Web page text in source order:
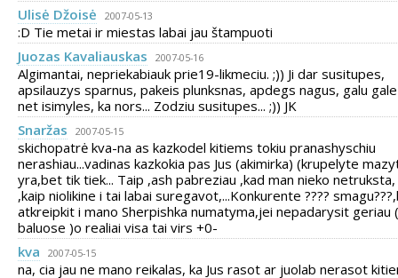
Ulisė Džoisė
2007-05-13
:D Tie metai ir miestas labai jau štampuoti
Juozas Kavaliauskas
2007-05-16
Algimantai, nepriekabiauk prie19-likmeciu. ;)) Ji dar susitupes,
apsilauzys sparnus, pakeis plunksnas, apdegs nagus, galu
net isimyles, ka nors... Zodziu susitupes... ;)) JK
Snaržas
2007-05-15
skichopatrė kva-na as kazkodel kitiems tokiu pranashyschiu
nerashiau...vadinas kazkokia pas Jus (akimirka) (krupelyte
yra,bet tik tiek... Taip ,ash pabreziau ,kad man nieko netruksta,
,kaip niolikine i tai labai suregavot,...Konkurente ????
atkreipkit i mano Sherpishka numatyma,jei nepadarysit geriau
baluose )o realiai visa tai virs +0-
kva
2007-05-15
na, cia jau ne mano reikalas, ka Jus rasot ar juolab nerasot